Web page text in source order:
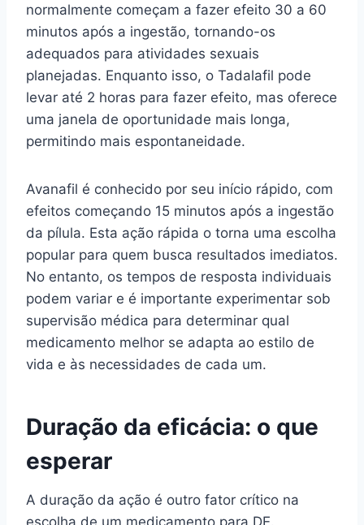
normalmente começam a fazer efeito 30 a 60
minutos após a ingestão, tornando-os
adequados para atividades sexuais
planejadas. Enquanto isso, o Tadalafil pode
levar até 2 horas para fazer efeito, mas oferece
uma janela de oportunidade mais longa,
permitindo mais espontaneidade.
Avanafil é conhecido por seu início rápido, com
efeitos começando 15 minutos após a ingestão
da pílula. Esta ação rápida o torna uma escolha
popular para quem busca resultados imediatos.
No entanto, os tempos de resposta individuais
podem variar e é importante experimentar sob
supervisão médica para determinar qual
medicamento melhor se adapta ao estilo de
vida e às necessidades de cada um.
Duração da eficácia: o que
esperar
A duração da ação é outro fator crítico na
escolha de um medicamento para DE.